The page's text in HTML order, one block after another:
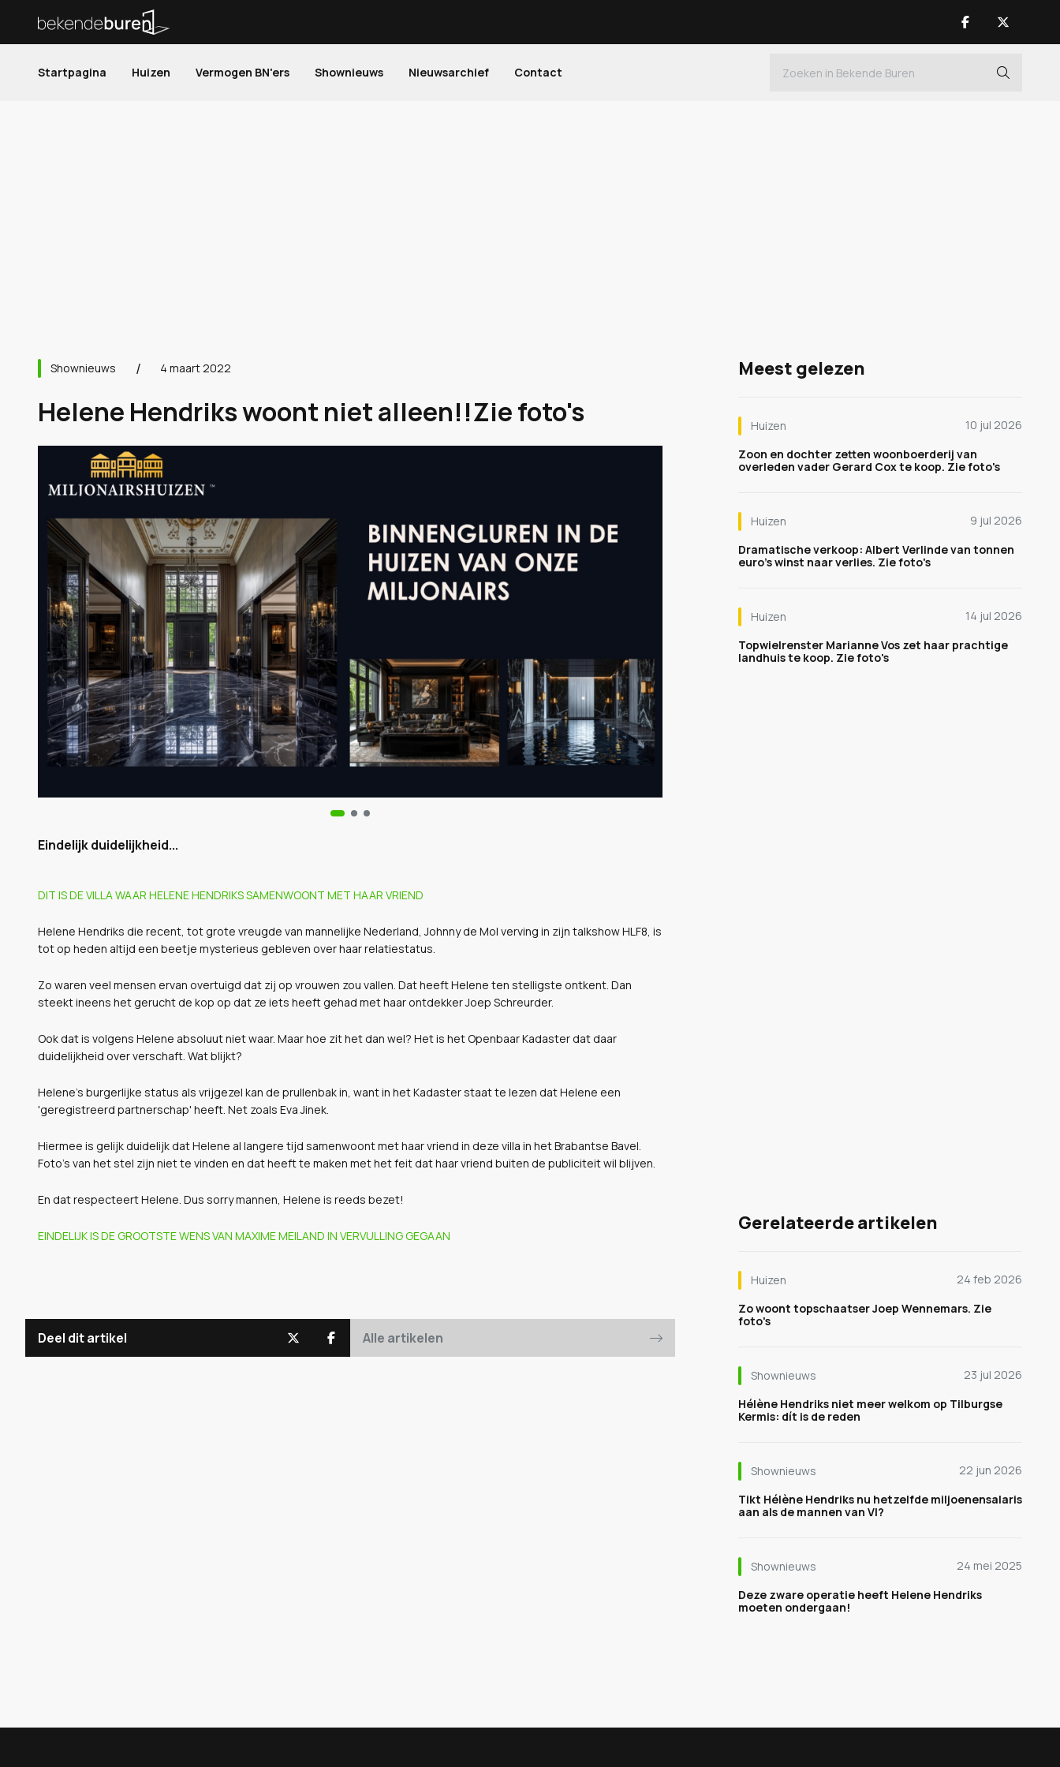
Startpagina Huizen Vermogen BN'ers Shownieuws Nieuwsarchief Contact
Shownieuws 4 maart 2022
Helene Hendriks woont niet alleen!!Zie foto's
Eindelijk duidelijkheid...
DIT IS DE VILLA WAAR HELENE HENDRIKS SAMENWOONT MET HAAR VRIEND
Helene Hendriks die recent, tot grote vreugde van mannelijke Nederland, Johnny de Mol verving in zijn talkshow HLF8, is
tot op heden altijd een beetje mysterieus gebleven over haar relatiestatus.
Zo waren veel mensen ervan overtuigd dat zij op vrouwen zou vallen. Dat heeft Helene ten stelligste ontkent. Dan
steekt ineens het gerucht de kop op dat ze iets heeft gehad met haar ontdekker Joep Schreurder.
Ook dat is volgens Helene absoluut niet waar. Maar hoe zit het dan wel? Het is het Openbaar Kadaster dat daar
duidelijkheid over verschaft. Wat blijkt?
Helene's burgerlijke status als vrijgezel kan de prullenbak in, want in het Kadaster staat te lezen dat Helene een
'geregistreerd partnerschap' heeft. Net zoals Eva Jinek.
Hiermee is gelijk duidelijk dat Helene al langere tijd samenwoont met haar vriend in deze villa in het Brabantse Bavel.
Foto's van het stel zijn niet te vinden en dat heeft te maken met het feit dat haar vriend buiten de publiciteit wil blijven.
En dat respecteert Helene. Dus sorry mannen, Helene is reeds bezet!
EINDELIJK IS DE GROOTSTE WENS VAN MAXIME MEILAND IN VERVULLING GEGAAN
Deel dit artikel Alle artikelen
Meest gelezen
Huizen
10 jul 2026
Zoon en dochter zetten woonboerderij van
overleden vader Gerard Cox te koop. Zie foto's
Huizen
9 jul 2026
Dramatische verkoop: Albert Verlinde van tonnen
euro's winst naar verlies. Zie foto's
Huizen
14 jul 2026
Topwielrenster Marianne Vos zet haar prachtige
landhuis te koop. Zie foto's
Gerelateerde artikelen
Huizen
24 feb 2026
Zo woont topschaatser Joep Wennemars. Zie
foto's
Shownieuws
23 jul 2026
Hélène Hendriks niet meer welkom op Tilburgse
Kermis: dít is de reden
Shownieuws
22 jun 2026
Tikt Hélène Hendriks nu hetzelfde miljoenensalaris
aan als de mannen van VI?
Shownieuws
24 mei 2025
Deze zware operatie heeft Helene Hendriks
moeten ondergaan!